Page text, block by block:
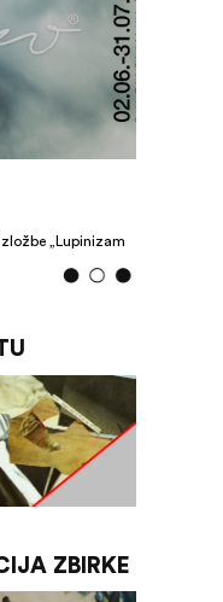
„Lupinizam
ZBIRKE